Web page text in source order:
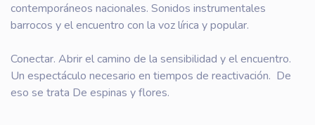
contemporáneos nacionales. Sonidos instrumentales
barrocos y el encuentro con la voz lírica y popular.
Conectar. Abrir el camino de la sensibilidad y el encuentro.
Un espectáculo necesario en tiempos de reactivación. De
eso se trata De espinas y flores.